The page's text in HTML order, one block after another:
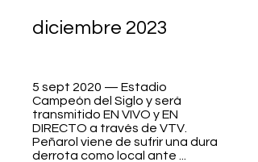
diciembre 2023
5 sept 2020 — Estadio
Campeón del Siglo y será
transmitido EN VIVO y EN
DIRECTO a través de VTV.
Peñarol viene de sufrir una dura
derrota como local ante ...